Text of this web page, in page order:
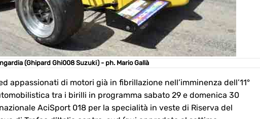
(Ghipard Ghi008 Suzuki) - ph. Mario Gallà
appassionati di motori già in fibrillazione nell’imminenza dell’11°
tra i birilli in programma sabato 29 e domenica 30
AciSport 018 per la specialità in veste di Riserva del